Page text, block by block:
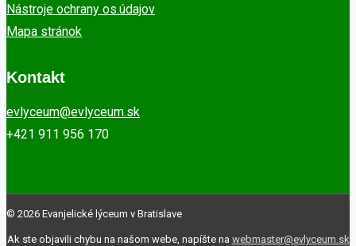
Nástroje ochrany os.údajov
Mapa stránok
Kontakt
evlyceum@evlyceum.sk
+421 911 956 170
© 2026 Evanjelické lýceum v Bratislave
Ak ste objavili chybu na našom webe, napíšte na webmaster@evlyceum.sk